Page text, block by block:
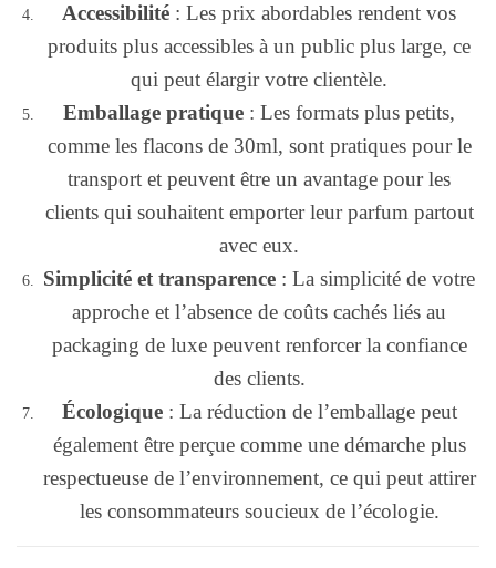
Accessibilité : Les prix abordables rendent vos
produits plus accessibles à un public plus large, ce
qui peut élargir votre clientèle.
Emballage pratique : Les formats plus petits,
comme les flacons de 30ml, sont pratiques pour le
transport et peuvent être un avantage pour les
clients qui souhaitent emporter leur parfum partout
avec eux.
Simplicité et transparence : La simplicité de votre
approche et l’absence de coûts cachés liés au
packaging de luxe peuvent renforcer la confiance
des clients.
Écologique: La réduction de l’emballage peut
également être perçue comme une démarche plus
respectueuse de l’environnement, ce qui peut attirer
les consommateurs soucieux de l’écologie.